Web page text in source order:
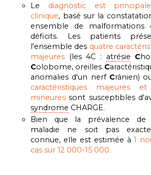
Le diagnostic est
clinique, basé sur la
ensemble de malformations
déficits. Les patients
l'ensemble des quatre
majeures (les 4C : atrésie C
Colobome, oreilles C
anomalies d'un nerf Crânien)
caractéristiques majeures
mineures sont susceptibles
syndrome CHARGE.
Bien que la prévalence de
maladie ne soit pas
connue, elle est estimée à 1
cas sur 12 000-15 000.